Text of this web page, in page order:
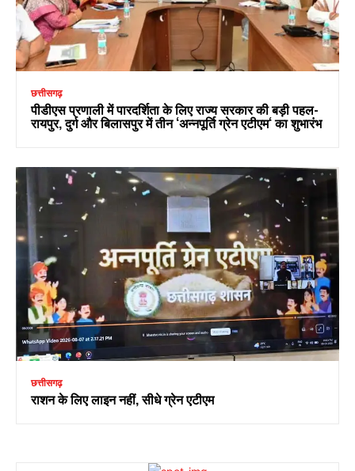
छत्तीसगढ़
पीडीएस प्रणाली में पारदर्शिता के लिए राज्य सरकार की बड़ी पहल-
रायपुर, दुर्ग और बिलासपुर में तीन ‘अन्नपूर्ति ग्रेन एटीएम‘ का शुभारंभ
छत्तीसगढ़
राशन के लिए लाइन नहीं, सीधे ग्रेन एटीएम